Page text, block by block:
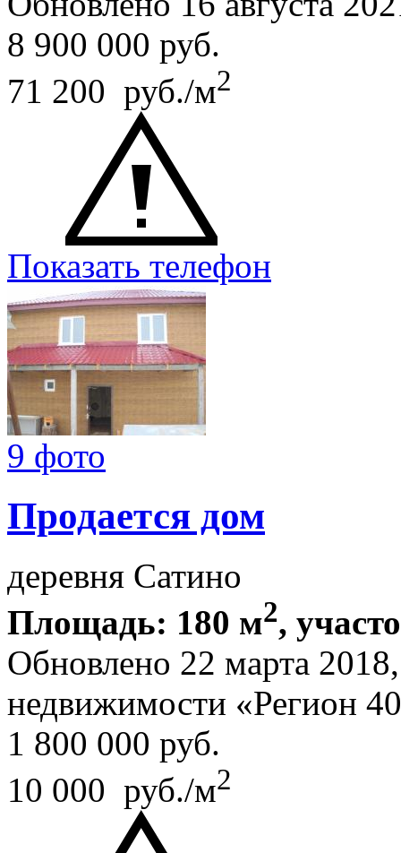
8 900 000 руб.
71 200 руб./м2
Показать телефон
9 фото
Продается дом
деревня Сатино
Площадь: 180 м2,
Обновлено 22 марта
недвижимости «Регион
1 800 000 руб.
10 000 руб./м2